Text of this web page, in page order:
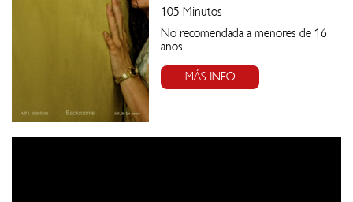
105 Minutos
No recomendada a menores de 16
años
MÁS INFO